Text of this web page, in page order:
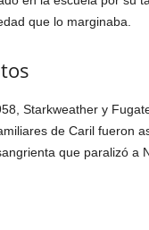
que lo marginaba.
Starkweather y
de Caril fueron
que paralizó a